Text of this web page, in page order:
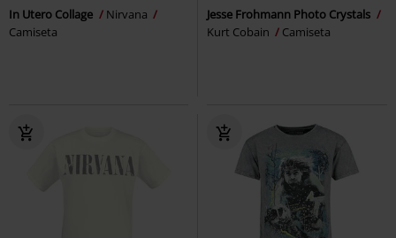
In Utero Collage
Nirvana
Camiseta
Jesse Frohmann Photo Crystals
Kurt Cobain
Camiseta